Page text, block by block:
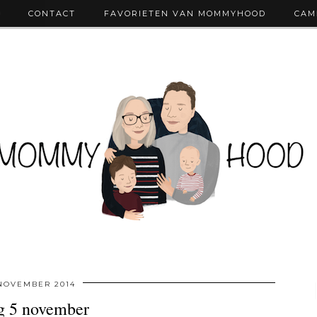
CONTACT FAVORIETEN VAN MOMMYHOOD
2014
5 november